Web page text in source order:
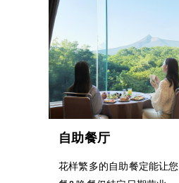
自助餐厅
花样繁多的自助餐定能让